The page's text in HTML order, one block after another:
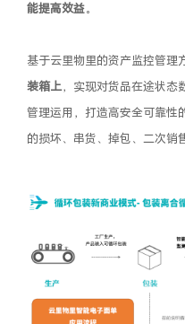
能提高效益。
基于云里物里的资产监控管理
装箱上，实现对货品在途状态
管理运用，打造高安全可靠性
的损坏、串货、掉包、二次销